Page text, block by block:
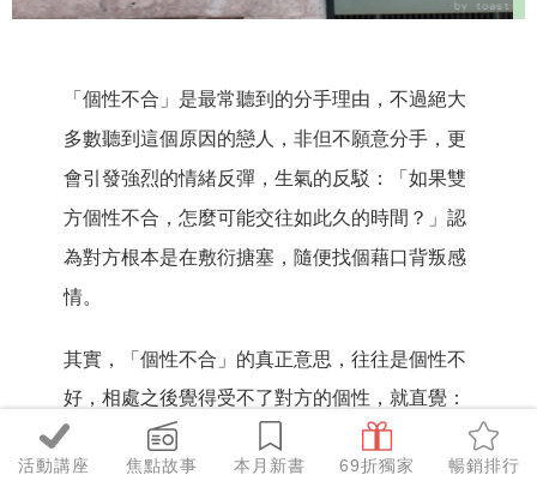
活動講座 焦點故事 本月新書 69折獨家 暢銷排行
「個性不合」是最常聽到的分手理由，不過絕大
多數聽到這個原因的戀人，非但不願意分手，更
會引發強烈的情緒反彈，生氣的反駁：「如果雙
方個性不合，怎麼可能交往如此久的時間？」認
為對方根本是在敷衍搪塞，隨便找個藉口背叛感
情。
其實，「個性不合」的真正意思，往往是個性不
好，相處之後覺得受不了對方的個性，就直覺：
「我們個性不合。」可是到底哪裡不合，既說不
清楚也講不明白，對方當然無法接受。